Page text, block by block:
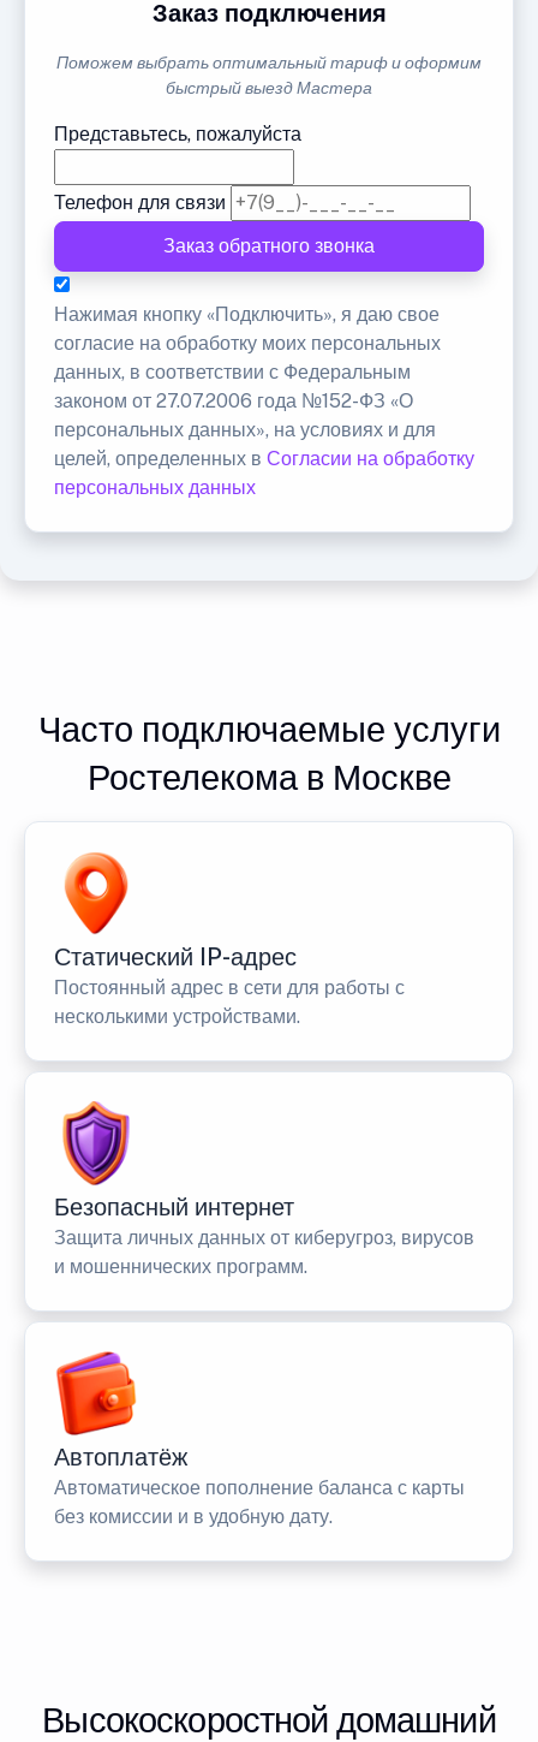
Заказ подключения
Поможем выбрать оптимальный тариф и оформим
быстрый выезд Мастера
Представьтесь, пожалуйста
Телефон для связи
Заказ обратного звонка
Нажимая кнопку «Подключить», я даю свое
согласие на обработку моих персональных
данных, в соответствии с Федеральным
законом от 27.07.2006 года №152-ФЗ «О
персональных данных», на условиях и для
целей, определенных в Согласии на обработку
персональных данных
Часто подключаемые услуги
Ростелекома в Москве
Статический IP-адрес
Постоянный адрес в сети для работы с
несколькими устройствами.
Безопасный интернет
Защита личных данных от киберугроз, вирусов
и мошеннических программ.
Автоплатёж
Автоматическое пополнение баланса с карты
без комиссии и в удобную дату.
Высокоскоростной домашний